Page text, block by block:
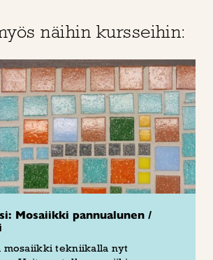
näihin kursseihin:
Mosaiikki pannualunen /
mosaiikki tekniikalla nyt